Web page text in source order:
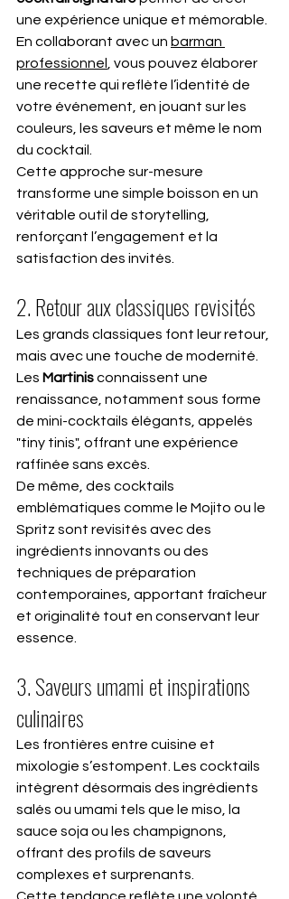
une expérience unique et mémorable.
En collaborant avec un barman
professionnel , vous pouvez élaborer
une recette qui reflète l’identité de
votre événement, en jouant sur les
couleurs, les saveurs et même le nom
du cocktail.
Cette approche sur-mesure
transforme une simple boisson en un
véritable outil de storytelling,
renforçant l’engagement et la
satisfaction des invités.
2. Retour aux classiques revisités
Les grands classiques font leur retour,
mais avec une touche de modernité.
Les Martinis connaissent une
renaissance, notamment sous forme
de mini-cocktails élégants, appelés
"tiny tinis", offrant une expérience
raffinée sans excès.
De même, des cocktails
emblématiques comme le Mojito ou le
Spritz sont revisités avec des
ingrédients innovants ou des
techniques de préparation
contemporaines, apportant fraîcheur
et originalité tout en conservant leur
essence.
3. Saveurs umami et inspirations
culinaires
Les frontières entre cuisine et
mixologie s’estompent. Les cocktails
intègrent désormais des ingrédients
salés ou umami tels que le miso, la
sauce soja ou les champignons,
offrant des profils de saveurs
complexes et surprenants.